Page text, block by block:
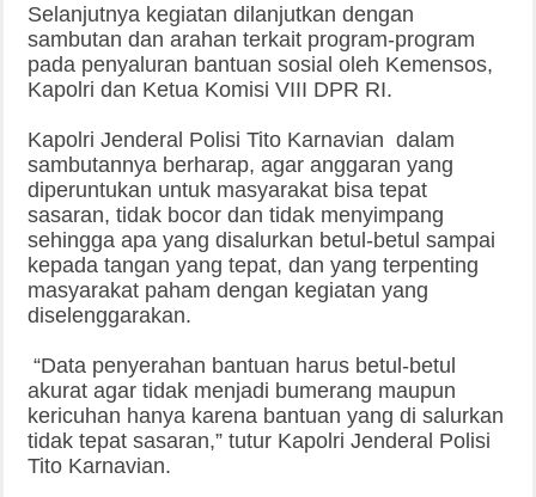
Selanjutnya kegiatan dilanjutkan dengan
sambutan dan arahan terkait program-program
pada penyaluran bantuan sosial oleh Kemensos,
Kapolri dan Ketua Komisi VIII DPR RI.
Kapolri Jenderal Polisi Tito Karnavian dalam
sambutannya berharap, agar anggaran yang
diperuntukan untuk masyarakat bisa tepat
sasaran, tidak bocor dan tidak menyimpang
sehingga apa yang disalurkan betul-betul sampai
kepada tangan yang tepat, dan yang terpenting
masyarakat paham dengan kegiatan yang
diselenggarakan.
“Data penyerahan bantuan harus betul-betul
akurat agar tidak menjadi bumerang maupun
kericuhan hanya karena bantuan yang di salurkan
tidak tepat sasaran,” tutur Kapolri Jenderal Polisi
Tito Karnavian.